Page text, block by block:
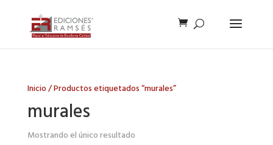
Inicio/ Productos etiquetados “murales”
murales
Mostrando el único resultado